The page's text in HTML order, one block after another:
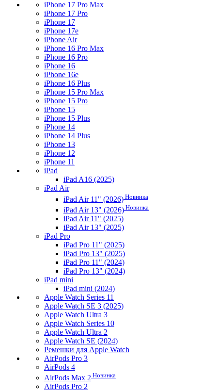
iPhone 17 Pro Max
iPhone 17 Pro
iPhone 17
iPhone 17e
iPhone Air
iPhone 16 Pro Max
iPhone 16 Pro
iPhone 16
iPhone 16e
iPhone 16 Plus
iPhone 15 Pro Max
iPhone 15 Pro
iPhone 15
iPhone 15 Plus
iPhone 14
iPhone 14 Plus
iPhone 13
iPhone 12
iPhone 11
iPad
iPad A16 (2025)
iPad Air
iPad Air 11" (2026) Новинка
iPad Air 13" (2026) Новинка
iPad Air 11" (2025)
iPad Air 13" (2025)
iPad Pro
iPad Pro 11" (2025)
iPad Pro 13" (2025)
iPad Pro 11" (2024)
iPad Pro 13" (2024)
iPad mini
iPad mini (2024)
Apple Watch Series 11
Apple Watch SE 3 (2025)
Apple Watch Ultra 3
Apple Watch Series 10
Apple Watch Ultra 2
Apple Watch SE (2024)
Ремешки для Apple Watch
AirPods Pro 3
AirPods 4
AirPods Max 2 Новинка
AirPods Pro 2